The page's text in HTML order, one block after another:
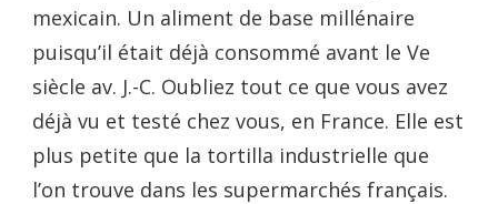
mexicain. Un aliment de base millénaire
puisqu’il était déjà consommé avant le Ve
siècle av. J.-C. Oubliez tout ce que vous avez
déjà vu et testé chez vous, en France. Elle est
plus petite que la tortilla industrielle que
l’on trouve dans les supermarchés français.